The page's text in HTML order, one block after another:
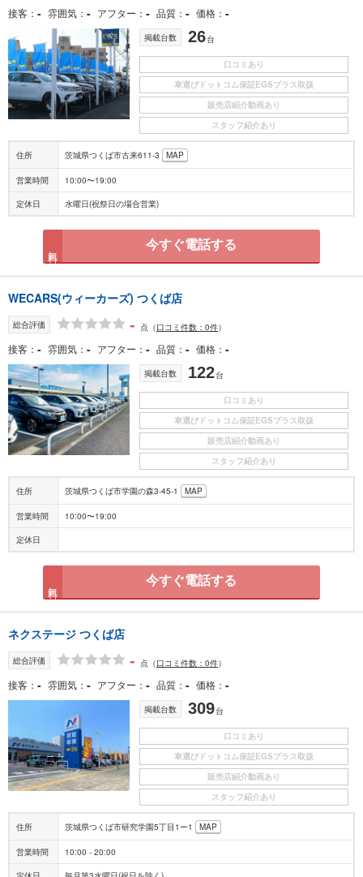
接客 - 雰囲気 - アフター - 品質 - 価格 -
掲載台数 26台
口コミあり
車選びドットコム保証EGSプラス取扱
販売店紹介動画あり
スタッフ紹介あり
住所 茨城県つくば市古来611-3 MAP
営業時間 10:00〜19:00
定休日 水曜日(祝祭日の場合営業)
今すぐ電話する
WECARS(ウィーカーズ) つくば店
総合評価 - 点 （口コミ件数：0件）
接客 - 雰囲気 - アフター - 品質 - 価格 -
掲載台数 122台
口コミあり
車選びドットコム保証EGSプラス取扱
販売店紹介動画あり
スタッフ紹介あり
住所 茨城県つくば市学園の森3-45-1 MAP
営業時間 10:00〜19:00
定休日
今すぐ電話する
ネクステージ つくば店
総合評価 - 点 （口コミ件数：0件）
接客 - 雰囲気 - アフター - 品質 - 価格 -
掲載台数 309台
口コミあり
車選びドットコム保証EGSプラス取扱
販売店紹介動画あり
スタッフ紹介あり
住所 茨城県つくば市研究学園5丁目1ー1 MAP
営業時間 10:00 - 20:00